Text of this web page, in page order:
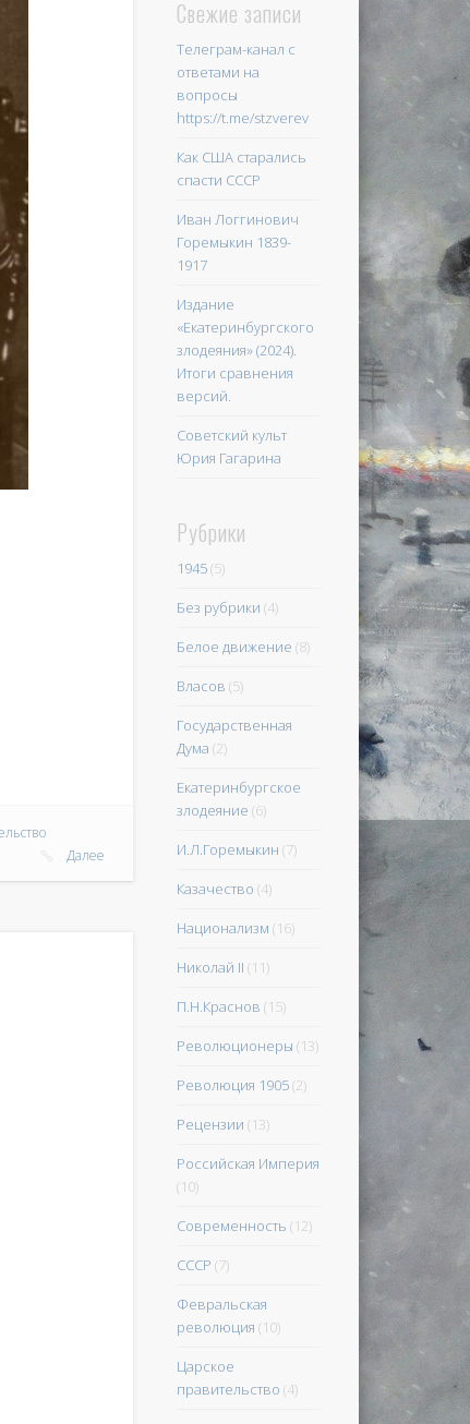
Далее
Свежие записи
Телеграм-канал с
ответами на
вопросы
https://t.me/stzverev
Как США старались
спасти СССР
Иван Логгинович
Горемыкин 1839-
1917
Издание
«Екатеринбургского
злодеяния» (2024).
Итоги сравнения
версий.
Советский культ
Юрия Гагарина
Рубрики
1945(5)
Без рубрики (4)
Белое движение (8)
Власов (5)
Государственная
Дума (2)
Екатеринбургское
злодеяние (6)
И.Л.Горемыкин (7)
Казачество (4)
Национализм (16)
Николай II (11)
П.Н.Краснов (15)
Революционеры (13)
Революция 1905(2)
Рецензии (13)
Российская Империя
(10)
Современность (12)
СССР (7)
Февральская
революция (10)
Царское
правительство (4)